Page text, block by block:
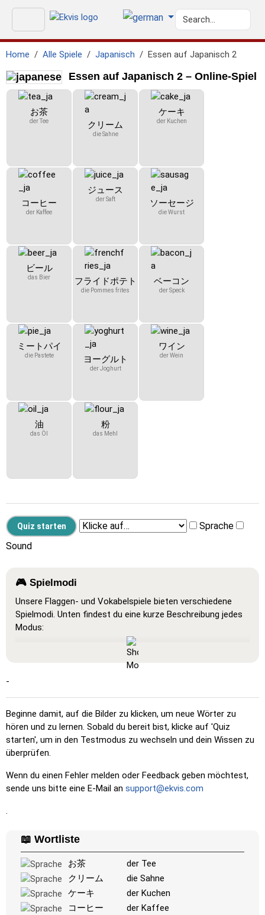
Home Alle Spiele Japanisch Essen auf Japanisch 2
Essen auf Japanisch 2 – Online-Spiel
お茶
der Tee クリーム
die Sahne
ケーキ
der Kuchen
コーヒー
der Kaffee
ジュース
der Saft ソーセージ
die Wurst
ビール
das Bier フライドポテト
die Pommes frites
ベーコン
der Speck
ミートパイ
die Pastete ヨーグルト
der Joghurt
ワイン
der Wein
油
das Öl
粉
das Mehl
Sprache
Sound
🎮 Spielmodi
Unsere Flaggen- und Vokabelspiele bieten verschiedene
Spielmodi. Unten findest du eine kurze Beschreibung jedes
Modus:
: Ein Lernmodus, in dem alle Karten sichtbar
sind, sodass du sie auswendig lernen oder ausdrucken
Klicke auf …: Klicke genau auf das Wort oder die Flagge,
die du finden sollst.
Mehrfachauswahl
Zufallstippen: Tippe die Wörter in beliebiger Reihenfolge
ein.
Buchstaben
: Ordne die Buchstaben so an, dass das Wort
oder der Ländernamen entsteht.
Memory: Spiele ein klassisches Memory-Spiel. Du kannst
die Anzahl der Karten auswählen.
-
Beginne damit, auf die Bilder zu klicken, um neue Wörter zu
hören und zu lernen. Sobald du bereit bist, klicke auf 'Quiz
starten', um in den Testmodus zu wechseln und dein Wissen zu
überprüfen.
Wenn du einen Fehler melden oder Feedback geben möchtest,
sende uns bitte eine E-Mail an support@ekvis.com
.
📖 Wortliste
お茶
der Tee
クリーム
die Sahne
ケーキ
der Kuchen
コーヒー
der Kaffee